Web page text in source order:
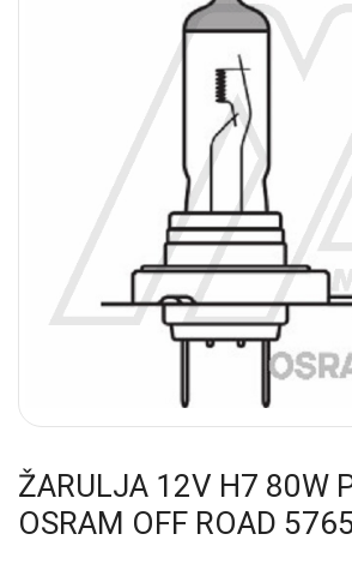
ŽARULJA 12V H7 80W
OSRAM OFF ROAD